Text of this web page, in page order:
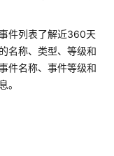
件列表了解近360天
名称、类型、等级和
件名称、事件等级和
。